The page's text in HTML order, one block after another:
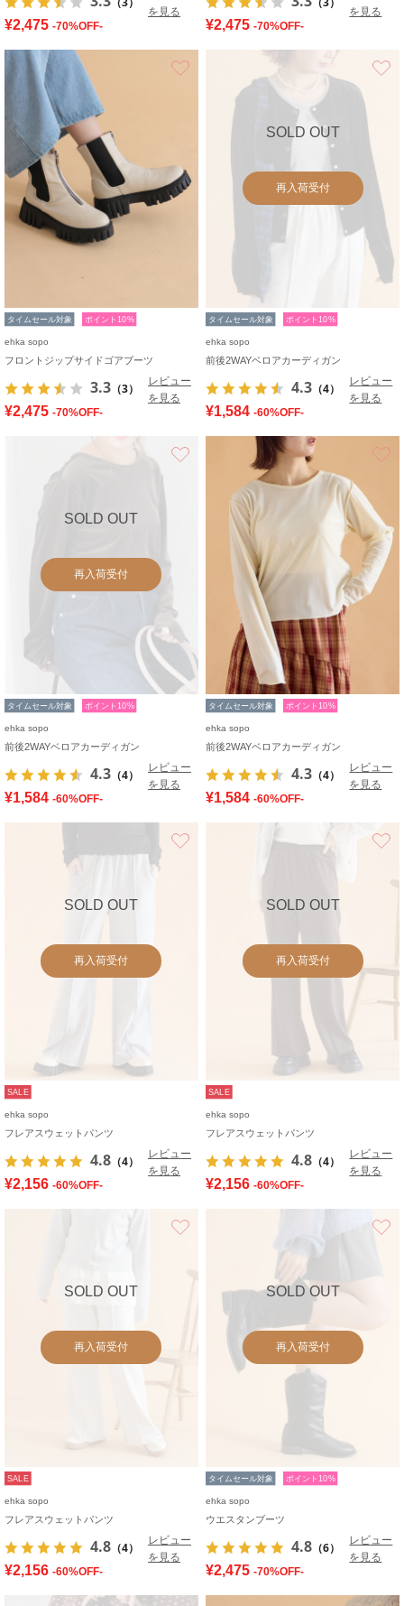
を見る
¥2,475 -70%OFF-
を見る
¥2,475 -70%OFF-
タイムセール対象 ポイント10%
ehka sopo
フロントジップサイドゴアブーツ
3.3 （3）
レビュー
を見る
¥2,475 -70%OFF-
SOLD OUT
再入荷受付
タイムセール対象 ポイント10%
ehka sopo
前後2WAYベロアカーディガン
4.3 （4）
レビュー
を見る
¥1,584 -60%OFF-
SOLD OUT
再入荷受付
タイムセール対象 ポイント10%
ehka sopo
前後2WAYベロアカーディガン
4.3 （4）
レビュー
を見る
¥1,584 -60%OFF-
タイムセール対象 ポイント10%
ehka sopo
前後2WAYベロアカーディガン
4.3 （4）
レビュー
を見る
¥1,584 -60%OFF-
SOLD OUT
再入荷受付
SALE
ehka sopo
フレアスウェットパンツ
4.8 （4）
レビュー
を見る
¥2,156 -60%OFF-
SOLD OUT
再入荷受付
SALE
ehka sopo
フレアスウェットパンツ
4.8 （4）
レビュー
を見る
¥2,156 -60%OFF-
SOLD OUT
再入荷受付
SALE
ehka sopo
フレアスウェットパンツ
4.8 （4）
レビュー
を見る
¥2,156 -60%OFF-
SOLD OUT
再入荷受付
タイムセール対象 ポイント10%
ehka sopo
ウエスタンブーツ
4.8 （6）
レビュー
を見る
¥2,475 -70%OFF-